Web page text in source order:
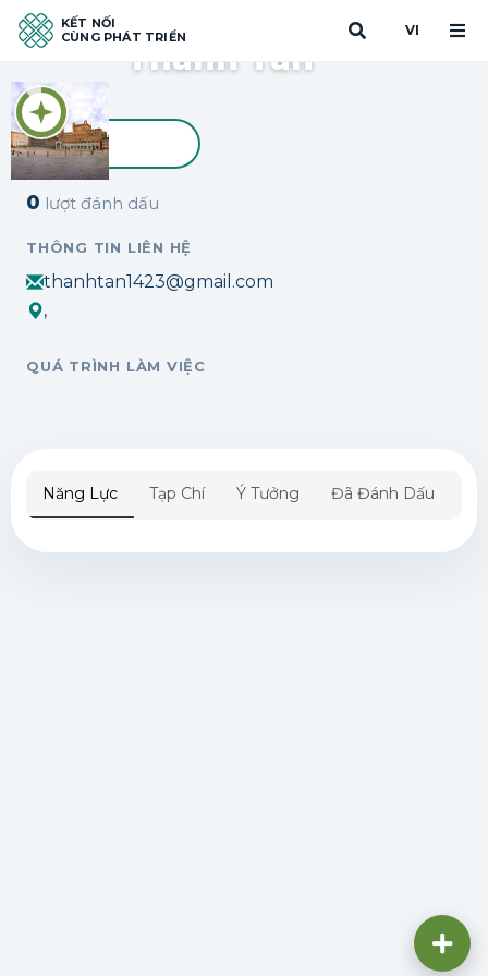
KẾT NỐI
CÙNG PHÁT TRIỂN
VI
Thanh Tân
Đánh dấu
0 lượt đánh dấu
THÔNG TIN LIÊN HỆ
thanhtan1423@gmail.com
,
QUÁ TRÌNH LÀM VIỆC
Năng Lực Tạp Chí Ý Tưởng Đã Đánh Dấu